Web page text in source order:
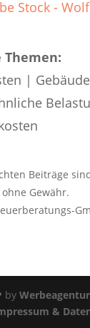
Stock -
| Gebäude
Beiträge
Gewähr.
by
&